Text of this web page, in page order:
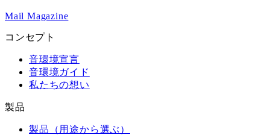
Mail Magazine
コンセプト
音環境宣言
音環境ガイド
私たちの想い
製品
製品（用途から選ぶ）